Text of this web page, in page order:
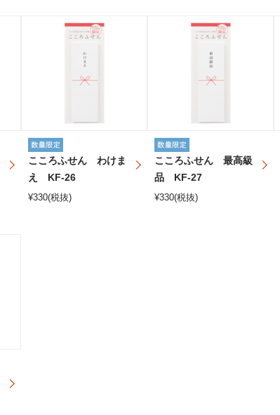
こころふせん わけま
え KF-26
¥330(税抜)
こころふせん 最高級
品 KF-27
¥330(税抜)